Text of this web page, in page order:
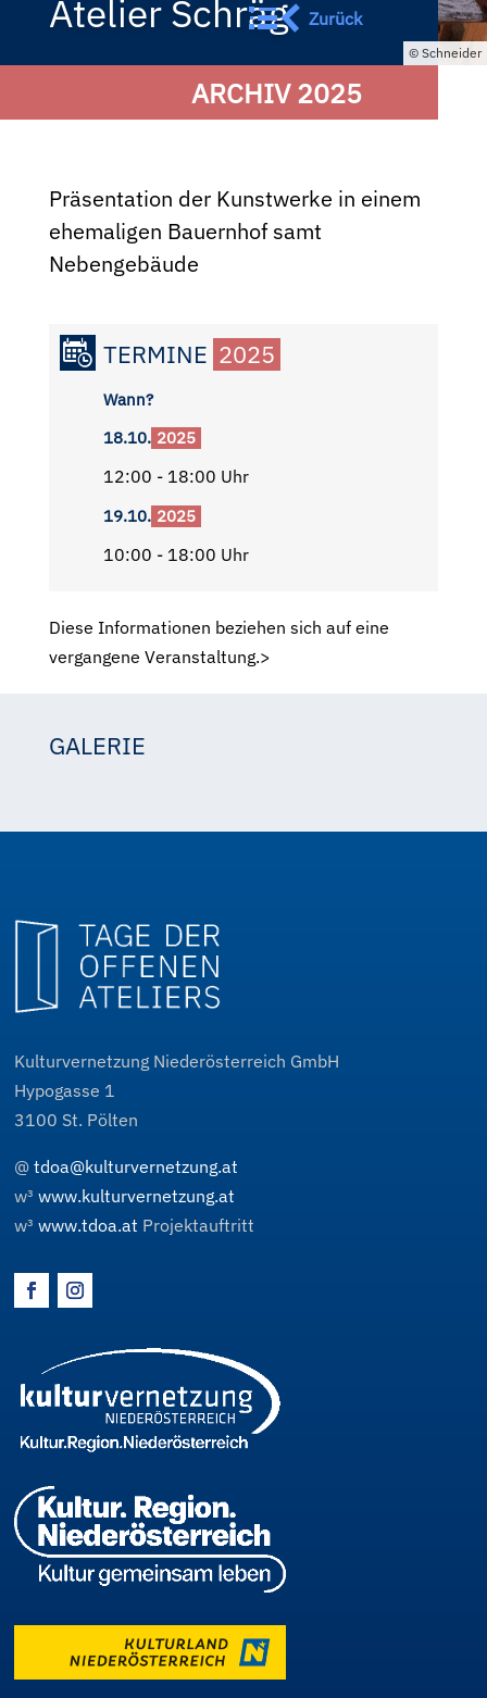
Atelier Schräg Zurück
ARCHIV 2025
Schneider
Präsentation der Kunstwerke in einem
ehemaligen Bauernhof samt
Nebengebäude
TERMINE 2025
Wann?
18.10. 2025
12:00 - 18:00 Uhr
19.10. 2025
10:00 - 18:00 Uhr
Diese Informationen beziehen sich auf eine
vergangene Veranstaltung.>
GALERIE
Kulturvernetzung Niederösterreich GmbH
Hypogasse 1
3100 St. Pölten
@tdoa@kulturvernetzung.at
w³www.kulturvernetzung.at
w³www.tdoa.at Projektauftritt